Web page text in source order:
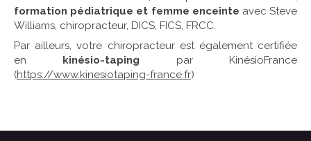
formation pédiatrique et femme enceinte avec Steve
Williams, chiropracteur, DICS, FICS, FRCC.
Par ailleurs, votre chiropracteur est également certifiée
en
kinésio-taping par KinésioFrance
(https://www.kinesiotaping-france.fr)